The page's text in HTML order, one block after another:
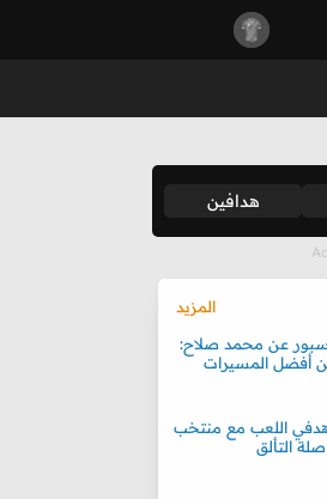
هدافين
المزيد
عن محمد صلاح:
أفضل المسيرات
اللعب مع منتخب
التألق